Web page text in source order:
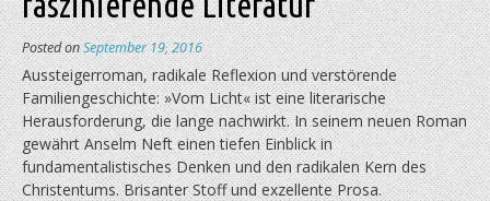
Posted onSeptember 19, 2016
Aussteigerroman, radikale Reflexion und verstörende
Familiengeschichte: »Vom Licht« ist eine literarische
Herausforderung, die lange nachwirkt. In seinem neuen Roman
gewährt Anselm Neft einen tiefen Einblick in
fundamentalistisches Denken und den radikalen Kern des
Christentums. Brisanter Stoff und exzellente Prosa.